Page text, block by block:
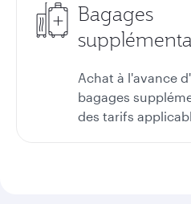
Bagages
Achat à l'avance
bagages
des tarifs